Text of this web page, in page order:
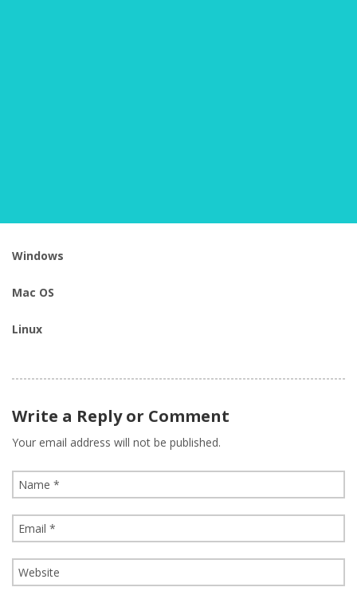
Windows
Mac OS
Linux
Write a Reply or Comment
Your email address will not be published.